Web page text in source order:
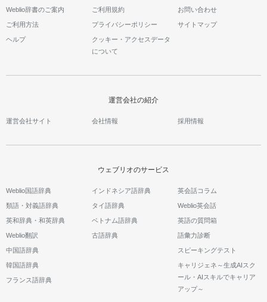
Weblio辞書のご案内 ご利用規約 お問い合わせ
ご利用方法 プライバシーポリシー サイトマップ
ヘルプ
クッキー・アクセスデータ
について
運営会社の紹介
運営会社サイト 会社情報 採用情報
ウェブリオのサービス
Weblio国語辞典
類語・対義語辞典
英和辞典・和英辞典
Weblio翻訳
中国語辞典
韓国語辞典
フランス語辞典
インドネシア語辞典
タイ語辞典
ベトナム語辞典
古語辞典
英会話コラム
Weblio英会話
英語の質問箱
語彙力診断
スピーキングテスト
キャリジェネ～生成AIスク
ール・AIスキルでキャリア
アップ～